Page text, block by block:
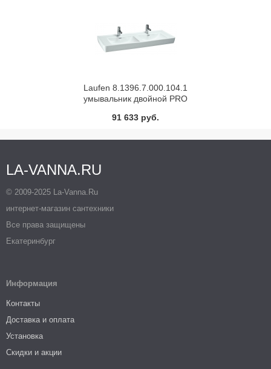
Laufen 8.1396.7.000.104.1
умывальник двойной PRO
91 633 руб.
LA-VANNA.RU
© 2009-2025 La-Vanna.Ru
интернет-магазин сантехники
Все права защищены
Екатеринбург
Информация
Контакты
Доставка и оплата
Установка
Скидки и акции